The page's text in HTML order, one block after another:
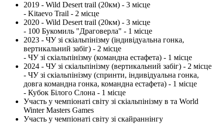
2019 - Wild Desert trail (20км) - 3 місце
- Kitaevo Trail - 2 місце
2020 - Wild Desert trail (20км) - 3 місце
- 100 Букомиль "Драговерла" - 1 місце
2023 - ЧУ зі скіальпінізму (індивідуальна гонка,
вертикальний забіг) - 2 місце
- ЧУ зі скіальпінізму (командна естафета) - 1 місце
2024 - ЧУ зі скіальпінізму (вертикальний забіг) - 2 місце
- ЧУ зі скіальпінізму (спринти, індивідуальна гонка,
довга командна гонка, командна естафета) - 1 місце
- Кубок Білого Слона - 1 місце
Участь у чемпіонаті світу зі скіальпінізму в та World
Winter Masters Games
Участь у чемпіонаті світу зі скайраннінгу